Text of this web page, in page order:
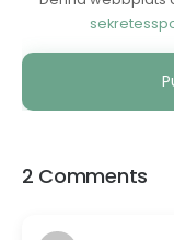
Alternative:
2 Comments